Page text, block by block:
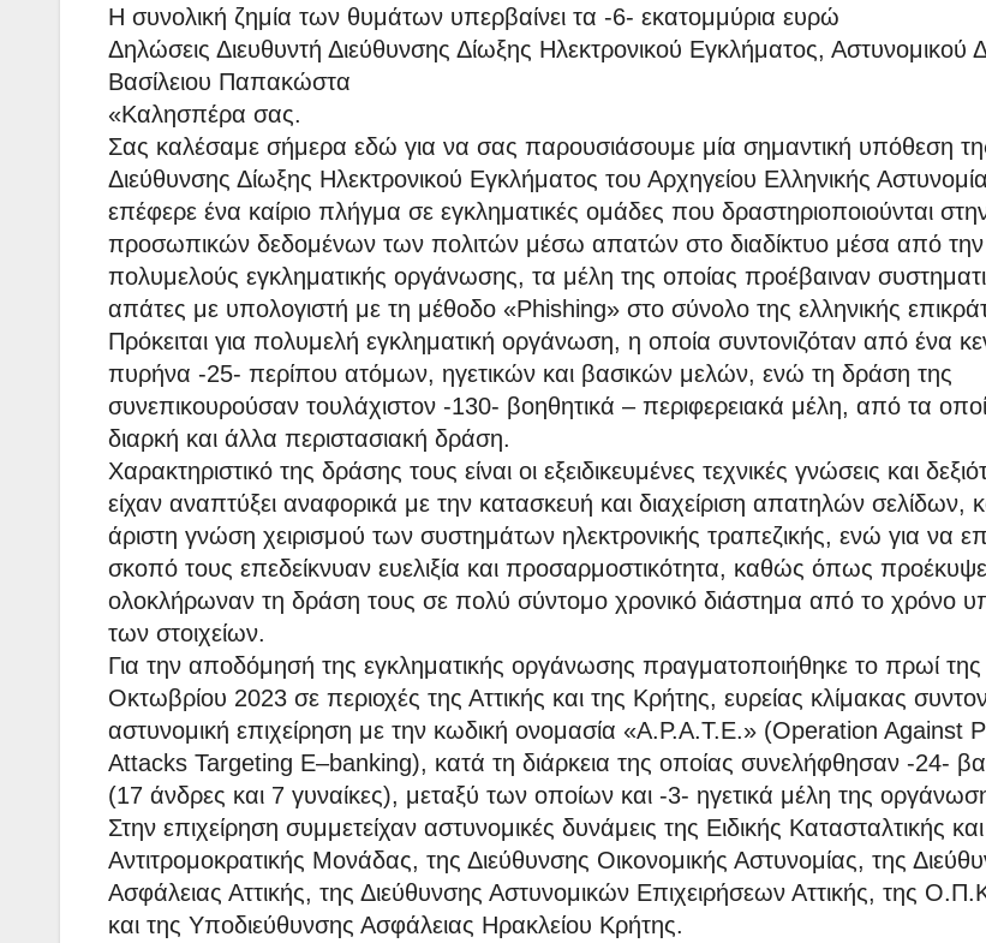
Η συνολική ζημία των θυμάτων υπερβαίνει τα -6- εκατομμύρια ευρώ
Δηλώσεις Διευθυντή Διεύθυνσης Δίωξης Ηλεκτρονικού Εγκλήματος, Αστυνομικού
Βασίλειου Παπακώστα
«Καλησπέρα σας.
Σας καλέσαμε σήμερα εδώ για να σας παρουσιάσουμε μία σημαντική υπόθεση
Διεύθυνσης Δίωξης Ηλεκτρονικού Εγκλήματος του Αρχηγείου Ελληνικής
επέφερε ένα καίριο πλήγμα σε εγκληματικές ομάδες που δραστηριοποιούνται
προσωπικών δεδομένων των πολιτών μέσω απατών στο διαδίκτυο μέσα από
πολυμελούς εγκληματικής οργάνωσης, τα μέλη της οποίας προέβαιναν
απάτες με υπολογιστή με τη μέθοδο «Phishing» στο σύνολο της ελληνικής
Πρόκειται για πολυμελή εγκληματική οργάνωση, η οποία συντονιζόταν από ένα
πυρήνα -25- περίπου ατόμων, ηγετικών και βασικών μελών, ενώ τη δράση της
συνεπικουρούσαν τουλάχιστον -130- βοηθητικά – περιφερειακά μέλη, από τα
διαρκή και άλλα περιστασιακή δράση.
Χαρακτηριστικό της δράσης τους είναι οι εξειδικευμένες τεχνικές γνώσεις και
είχαν αναπτύξει αναφορικά με την κατασκευή και διαχείριση απατηλών σελίδων,
άριστη γνώση χειρισμού των συστημάτων ηλεκτρονικής τραπεζικής, ενώ για να
σκοπό τους επεδείκνυαν ευελιξία και προσαρμοστικότητα, καθώς όπως προέκυψε
ολοκλήρωναν τη δράση τους σε πολύ σύντομο χρονικό διάστημα από το χρόνο
των στοιχείων.
Για την αποδόμησή της εγκληματικής οργάνωσης πραγματοποιήθηκε το πρωί
Οκτωβρίου 2023 σε περιοχές της Αττικής και της Κρήτης, ευρείας κλίμακας
αστυνομική επιχείρηση με την κωδική ονομασία «A.P.A.T.E.» (Operation Against
Attacks Targeting E–banking), κατά τη διάρκεια της οποίας συνελήφθησαν -24-
(17 άνδρες και 7 γυναίκες), μεταξύ των οποίων και -3- ηγετικά μέλη της
Στην επιχείρηση συμμετείχαν αστυνομικές δυνάμεις της Ειδικής Κατασταλτικής και
Αντιτρομοκρατικής Μονάδας, της Διεύθυνσης Οικονομικής Αστυνομίας, της
Ασφάλειας Αττικής, της Διεύθυνσης Αστυνομικών Επιχειρήσεων Αττικής, της
και της Υποδιεύθυνσης Ασφάλειας Ηρακλείου Κρήτης.